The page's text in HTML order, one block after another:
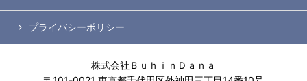
プライバシーポリシー
株式会社ＢｕｈｉｎＤａｎａ